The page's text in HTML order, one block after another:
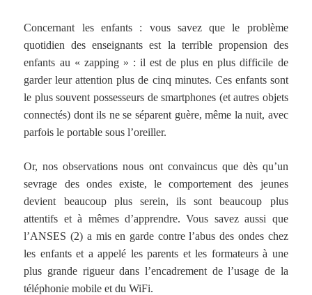
Concernant les enfants : vous savez que le problème
quotidien des enseignants est la terrible propension des
enfants au « zapping » : il est de plus en plus difficile de
garder leur attention plus de cinq minutes. Ces enfants sont
le plus souvent possesseurs de smartphones (et autres objets
connectés) dont ils ne se séparent guère, même la nuit, avec
parfois le portable sous l’oreiller.
Or, nos observations nous ont convaincus que dès qu’un
sevrage des ondes existe, le comportement des jeunes
devient beaucoup plus serein, ils sont beaucoup plus
attentifs et à mêmes d’apprendre. Vous savez aussi que
l’ANSES (2) a mis en garde contre l’abus des ondes chez
les enfants et a appelé les parents et les formateurs à une
plus grande rigueur dans l’encadrement de l’usage de la
téléphonie mobile et du WiFi.